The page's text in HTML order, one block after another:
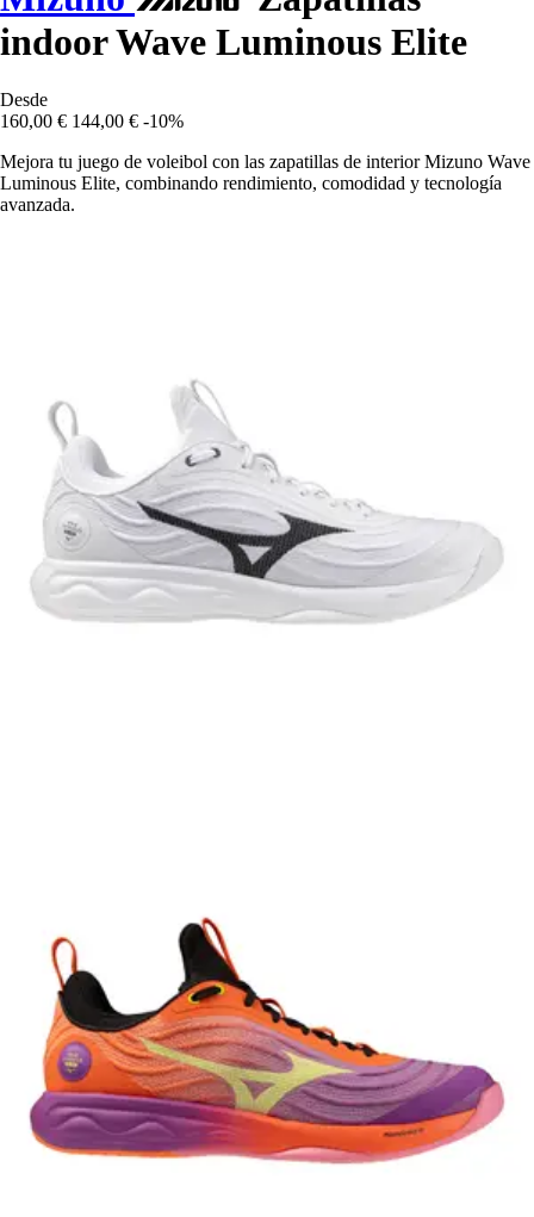
indoor Wave Luminous Elite
Desde
160,00 € 144,00 € -10%
Mejora tu juego de voleibol con las zapatillas de interior Mizuno Wave
Luminous Elite, combinando rendimiento, comodidad y tecnología
avanzada.